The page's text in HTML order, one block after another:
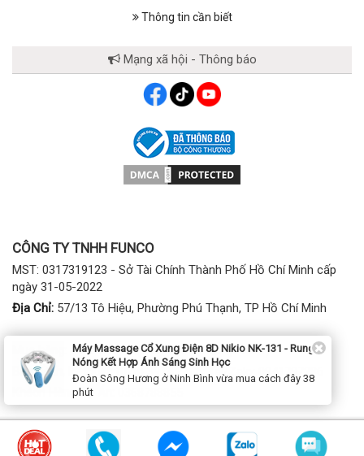
Thông tin cần biết
Mạng xã hội - Thông báo
CÔNG TY TNHH FUNCO
MST: 0317319123 - Sở Tài Chính Thành Phố Hồ Chí Minh cấp
ngày 31-05-2022
Địa Chỉ: 57/13 Tô Hiệu, Phường Phú Thạnh, TP Hồ Chí Minh
Mua hàng:
1900 2807 - (028) 7777 2807 (phím 1)
Bảo hành, kỹ thuật:
(028) 3974 2186; Tel/Zalo: 0941797286
Khách Hàng Dự Án:
Máy Massage Cổ Xung Điện 8D Nikio NK-131 - Rung
Nóng Kết Hợp Ánh Sáng Sinh Học
Đoàn Sông Hương ở Ninh Bình vừa mua cách đây 38
phút